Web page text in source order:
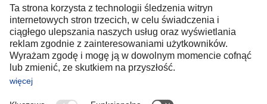
Romania
Slovakia
Spain
Sweden
Switzerland